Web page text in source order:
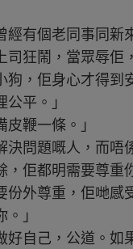
經有個老同事同新
司狂鬧，當眾辱佢
，佢身心才得到
平。」
鞭一條。」
決問題嘅人，而唔
佢都明需要尊重
份外尊重，佢哋感
」
好自己，公道。如